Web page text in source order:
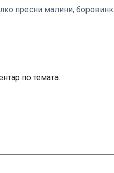
пресни малини,
по темата.